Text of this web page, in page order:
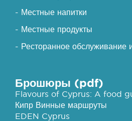
- Местные напитки
- Местные продукты
- Ресторанное обслуживание
Брошюры (pdf)
Flavours of Cyprus: A food
Кипр Винные маршруты
EDEN Cyprus